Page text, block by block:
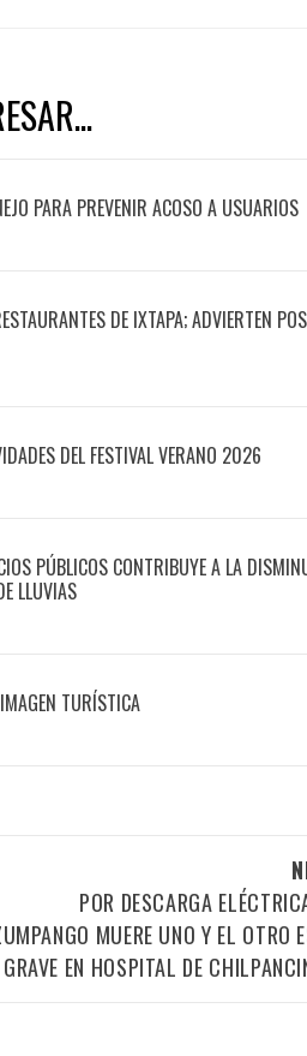
PARA PREVENIR ACOSO A USUARIOS
DE IXTAPA; ADVIERTEN
DEL FESTIVAL VERANO 2026
PÚBLICOS CONTRIBUYE A LA
LLUVIAS
TURÍSTICA
POR DESCARGA
MUERE UNO Y EL OTRO
GRAVE EN HOSPITAL DE